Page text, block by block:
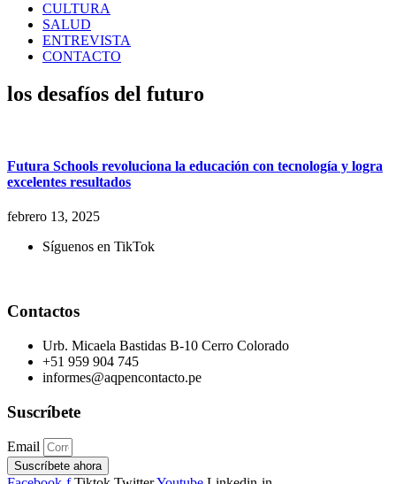
CULTURA
SALUD
ENTREVISTA
CONTACTO
los desafíos del futuro
Futura Schools revoluciona la educación con tecnología y logra
excelentes resultados
febrero 13, 2025
Síguenos en TikTok
Contactos
Urb. Micaela Bastidas B-10 Cerro Colorado
+51 959 904 745
informes@aqpencontacto.pe
Suscríbete
Email
Suscríbete ahora